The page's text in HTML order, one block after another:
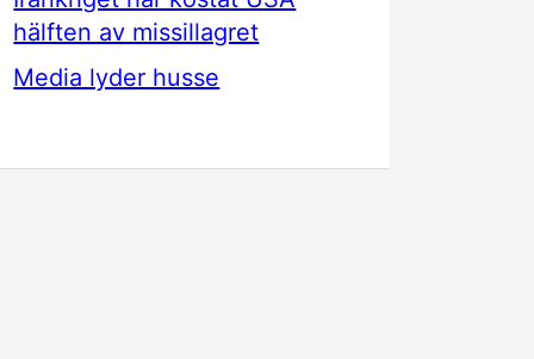
hälften av missillagret
Media lyder husse